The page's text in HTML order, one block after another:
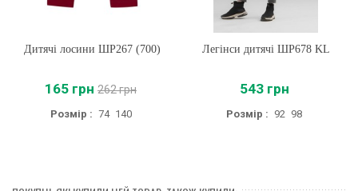
Дитячі лосини ШР267 (700)
165 грн 262 грн
Розмір : 74 140
Легінси дитячі ШР678 KL
543 грн
Розмір : 92 98